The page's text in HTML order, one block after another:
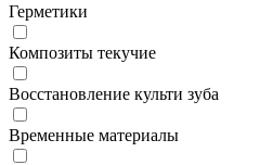
Герметики
Композиты текучие
Восстановление культи зуба
Временные материалы